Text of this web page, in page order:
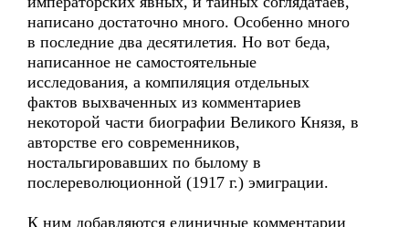
написано достаточно много. Особенно много
в последние два десятилетия. Но вот беда,
написанное не самостоятельные
исследования, а компиляция отдельных
фактов выхваченных из комментариев
некоторой части биографии Великого Князя, в
авторстве его современников,
ностальгировавших по былому в
послереволюционной (1917 г.) эмиграции.
К ним добавляются единичные комментарии